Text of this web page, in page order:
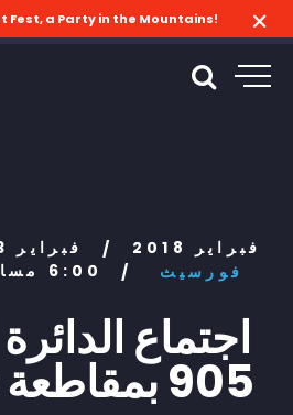
Fest, a Party in the Mountains!
13 فبراير 2018 / فبراير 13, 2018
6:00 مساءً - 7:15 مساءً
/ فورسيث
اجتماع الدائرة
905 بمقاطعة فورسيث